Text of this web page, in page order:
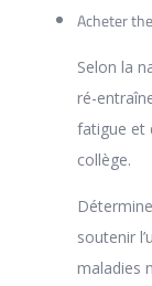
Acheter
Selon la
ré-
fatigue et
collège.
soutenir
maladies